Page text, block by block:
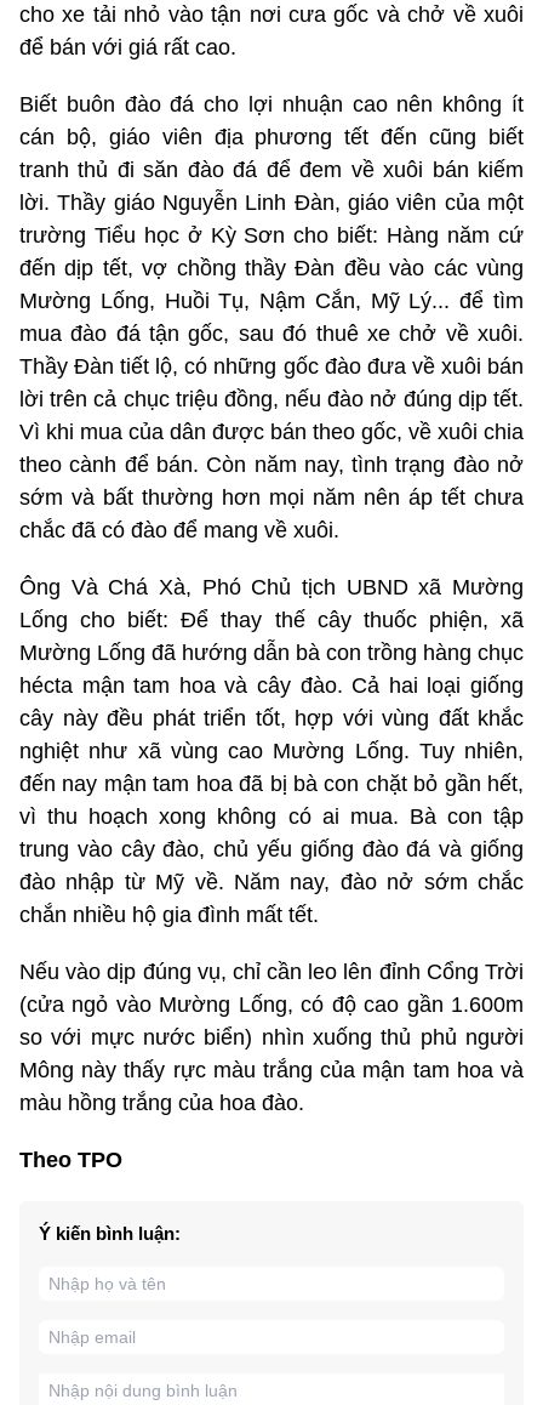
cho xe tải nhỏ vào tận nơi cưa gốc và chở về xuôi
để bán với giá rất cao.
Biết buôn đào đá cho lợi nhuận cao nên không ít
cán bộ, giáo viên địa phương tết đến cũng biết
tranh thủ đi săn đào đá để đem về xuôi bán kiếm
lời. Thầy giáo Nguyễn Linh Đàn, giáo viên của một
trường Tiểu học ở Kỳ Sơn cho biết: Hàng năm cứ
đến dịp tết, vợ chồng thầy Đàn đều vào các vùng
Mường Lống, Huồi Tụ, Nậm Cắn, Mỹ Lý... để tìm
mua đào đá tận gốc, sau đó thuê xe chở về xuôi.
Thầy Đàn tiết lộ, có những gốc đào đưa về xuôi bán
lời trên cả chục triệu đồng, nếu đào nở đúng dịp tết.
Vì khi mua của dân được bán theo gốc, về xuôi chia
theo cành để bán. Còn năm nay, tình trạng đào nở
sớm và bất thường hơn mọi năm nên áp tết chưa
chắc đã có đào để mang về xuôi.
Ông Và Chá Xà, Phó Chủ tịch UBND xã Mường
Lống cho biết: Để thay thế cây thuốc phiện, xã
Mường Lống đã hướng dẫn bà con trồng hàng chục
hécta mận tam hoa và cây đào. Cả hai loại giống
cây này đều phát triển tốt, hợp với vùng đất khắc
nghiệt như xã vùng cao Mường Lống. Tuy nhiên,
đến nay mận tam hoa đã bị bà con chặt bỏ gần hết,
vì thu hoạch xong không có ai mua. Bà con tập
trung vào cây đào, chủ yếu giống đào đá và giống
đào nhập từ Mỹ về. Năm nay, đào nở sớm chắc
chắn nhiều hộ gia đình mất tết.
Nếu vào dịp đúng vụ, chỉ cần leo lên đỉnh Cổng Trời
(cửa ngỏ vào Mường Lống, có độ cao gần 1.600m
so với mực nước biển) nhìn xuống thủ phủ người
Mông này thấy rực màu trắng của mận tam hoa và
màu hồng trắng của hoa đào.
Theo TPO
Ý kiến bình luận: